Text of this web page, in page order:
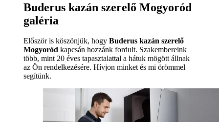
Buderus kazán szerelő Mogyoród
galéria
Először is köszönjük, hogy Buderus kazán szerelő
Mogyoród kapcsán hozzánk fordult. Szakembereink
több, mint 20 éves tapasztalattal a hátuk mögött állnak
az Ön rendelkezésére. Hívjon minket és mi örömmel
segítünk.